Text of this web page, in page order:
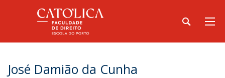
José Damião da Cunha